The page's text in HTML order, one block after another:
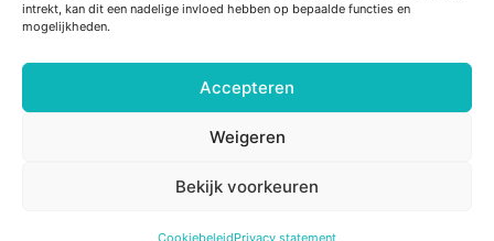
intrekt, kan dit een nadelige invloed hebben op bepaalde functies en
mogelijkheden.
Accepteren
Weigeren
Bekijk voorkeuren
CookiebeleidPrivacy statement
Persoonlijke blogs
Ziek zijn
© 2026 Sugarframe• Gebouwd metGeneratePress